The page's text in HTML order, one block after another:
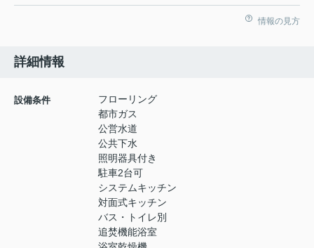
情報の見方
詳細情報
設備条件
フローリング
都市ガス
公営水道
公共下水
照明器具付き
駐車2台可
システムキッチン
対面式キッチン
バス・トイレ別
追焚機能浴室